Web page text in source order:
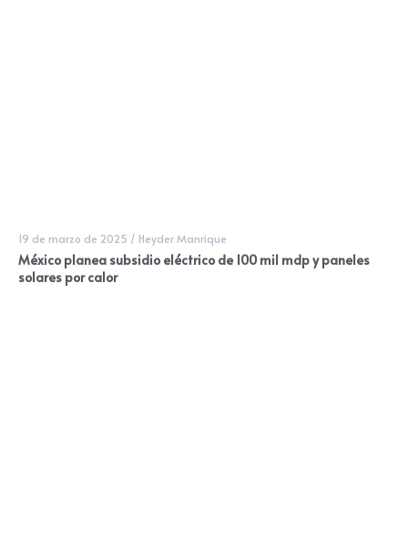
19 de marzo de 2025 / Heyder Manrique
México planea subsidio eléctrico de 100 mil mdp y paneles
solares por calor